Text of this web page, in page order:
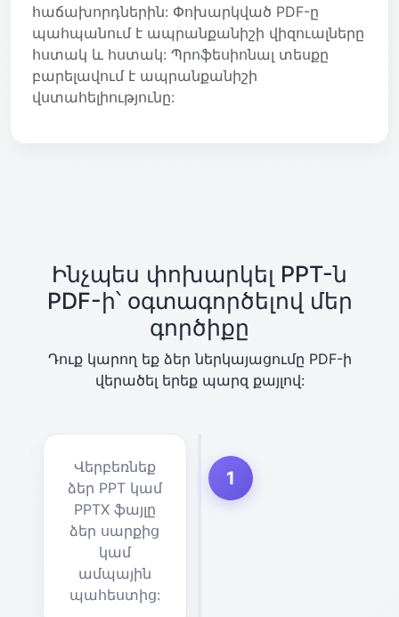
հաճախորդներին: Փոխարկված PDF-ը
պահպանում է ապրանքանիշի վիզուալները
հստակ և հստակ: Պրոֆեսիոնալ տեսքը
բարելավում է ապրանքանիշի
վստահելիությունը:
Ինչպես փոխարկել PPT-ն
PDF-ի՝ օգտագործելով մեր
գործիքը
Դուք կարող եք ձեր ներկայացումը PDF-ի
վերածել երեք պարզ քայլով:
1
Վերբեռնեք
ձեր PPT կամ
PPTX ֆայլը
ձեր սարքից
կամ
ամպային
պահեստից: